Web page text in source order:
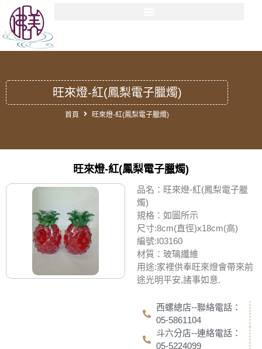
旺來燈-紅(鳳梨電子臘燭)
首頁 旺來燈-紅(鳳梨電子臘燭)
旺來燈-紅(鳳梨電子臘燭)
品名：旺來燈-紅(鳳梨電子臘
燭)
規格：如圖所示
尺寸:8cm(直徑)x18cm(高)
編號:I03160
材質：玻璃纖維
用途:家裡供奉旺來燈會帶來前
途光明平安,諸事如意.
西螺總店--聯絡電話：
05-5861104
斗六分店--連絡電話：
05-5224099